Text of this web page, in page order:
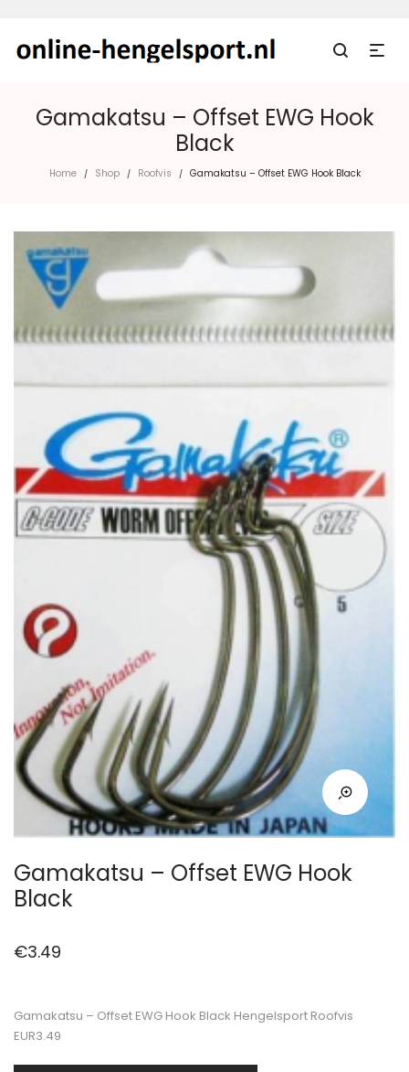
Gamakatsu – Offset EWG Hook
Black
Home / Shop / Roofvis / Gamakatsu – Offset EWG Hook Black
Gamakatsu – Offset EWG Hook
Black
€3.49
Gamakatsu – Offset EWG Hook Black Hengelsport Roofvis
EUR3.49